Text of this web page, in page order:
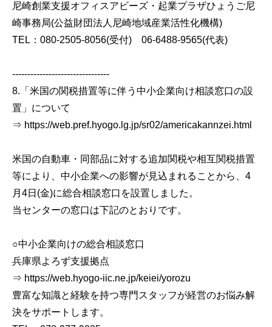
尼崎創業支援オフィスアビーズ・起業プラザひょうご尼
崎事務局(公益財団法人尼崎地域産業活性化機構)
TEL：080-2505-8056(受付) 06-6488-9565(代表)
--------------------------------
8.「米国の関税措置等に伴う中小企業向け相談窓口の設
置」について
⇒ https://web.pref.hyogo.lg.jp/sr02/americakannzei.html
米国の自動車・同部品に対する追加関税や相互関税措置
等により、中小企業への影響が見込まれることから、4
月4日(金)に総合相談窓口を設置しました。
当センターの窓口は下記のとおりです。
○中小企業向けの総合相談窓口
兵庫県よろず支援拠点
⇒ https://web.hyogo-iic.ne.jp/keiei/yorozu
豊富な知識と経験を持つ専門スタッフが経営のお悩み解
決をサポートします。